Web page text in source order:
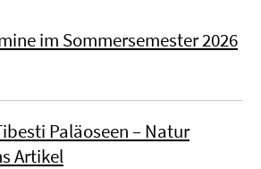
im Sommersemester 2026
Paläoseen – Natur
Artikel